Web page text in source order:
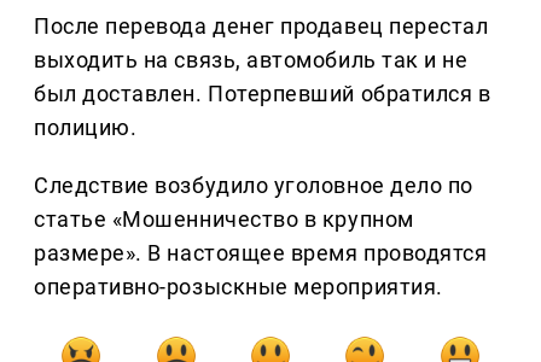
После перевода денег продавец перестал
выходить на связь, автомобиль так и не
был доставлен. Потерпевший обратился в
полицию.
Следствие возбудило уголовное дело по
статье «Мошенничество в крупном
размере». В настоящее время проводятся
оперативно-розыскные мероприятия.